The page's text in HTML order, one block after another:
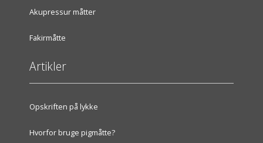
Akupressur måtter
Fakirmåtte
Artikler
Opskriften på lykke
Hvorfor bruge pigmåtte?